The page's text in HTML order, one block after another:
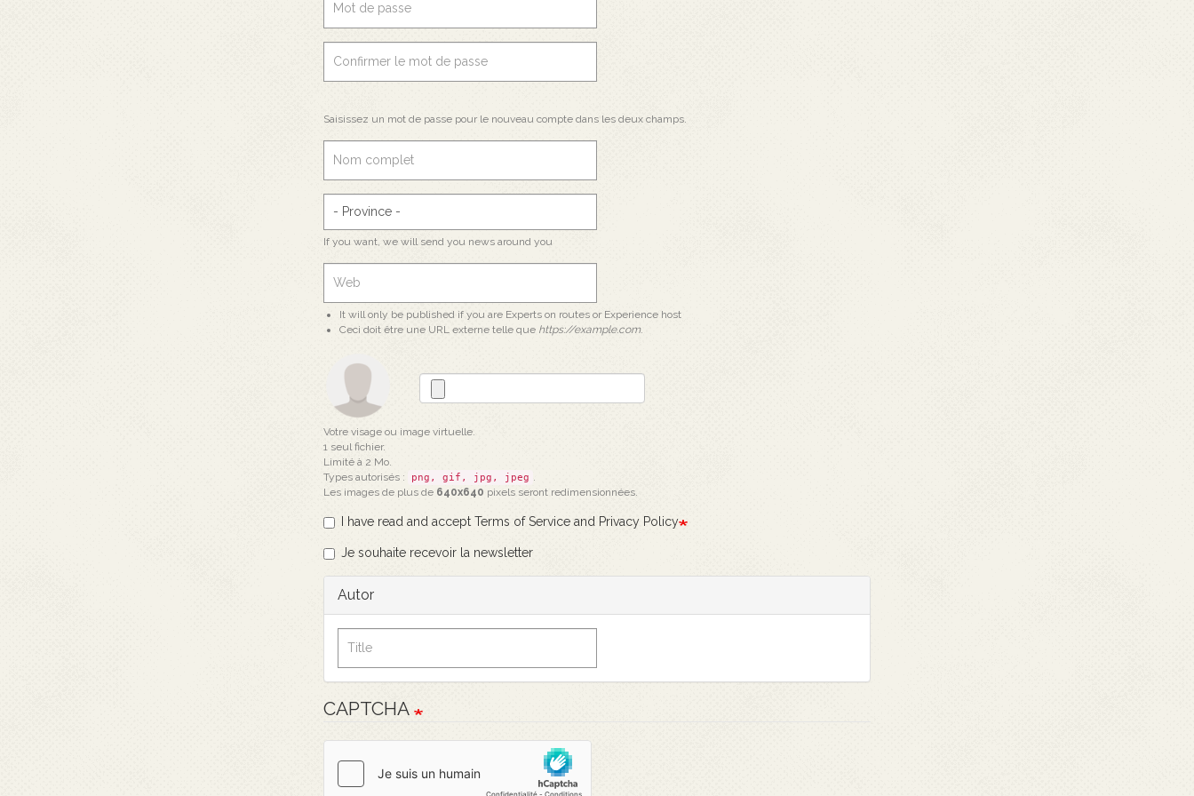
Saisissez un mot de passe pour le nouveau compte dans les deux champs.
If you want, we will send you news around you
It will only be published if you are Experts on routes or Experience host
Ceci doit être une URL externe telle que https://example.com.
Votre visage ou image virtuelle.
1 seul fichier.
Limité à 2 Mo.
Types autorisés :
png, gif, jpg, jpeg
Les images de plus de 640x640 pixels seront redimensionnées.
I have read and accept Terms of Service and Privacy Policy
Je souhaite recevoir la newsletter
Autor
CAPTCHA